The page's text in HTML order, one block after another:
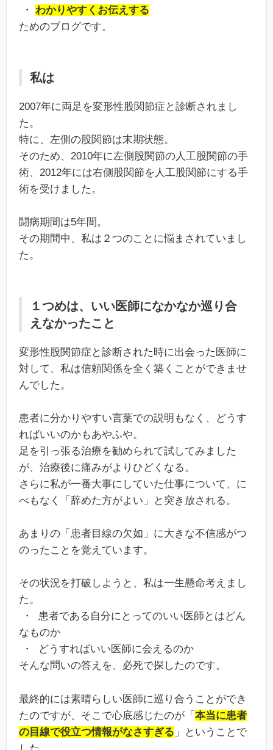
・ わかりやすくお伝えする
ためのブログです。
私は
2007年に両足を変形性股関節症と診断されまし
た。
特に、左側の股関節は末期状態。
そのため、2010年に左側股関節の人工股関節の手
術、2012年には右側股関節を人工股関節にする手
術を受けました。
闘病期間は5年間。
その期間中、私は２つのことに悩まされていまし
た。
１つめは、いい医師になかなか巡り合
えなかったこと
変形性股関節症と診断された時に出会った医師に
対して、私は信頼関係を全く築くことができませ
んでした。
患者に分かりやすい言葉での説明もなく、どうす
ればいいのかもあやふや。
足を引っ張る治療を勧められて試してみました
が、治療後に痛みがよりひどくなる。
さらに私が一番大事にしていた仕事について、に
べもなく「辞めた方がよい」と突き放される。
あまりの「患者目線の欠如」に大きな不信感がつ
のったことを覚えています。
その状況を打破しようと、私は一生懸命考えまし
た。
・ 患者である自分にとってのいい医師とはどん
なものか
・ どうすればいい医師に会えるのか
そんな問いの答えを、必死で探したのです。
最終的には素晴らしい医師に巡り合うことができ
たのですが、そこで心底感じたのが「 本当に患者
の目線で役立つ情報がなさすぎる 」ということで